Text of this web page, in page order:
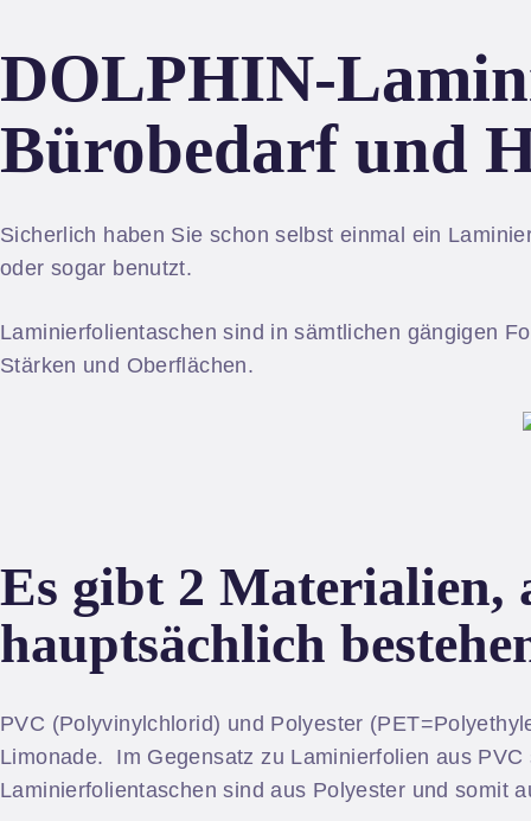
DOLPHIN-
Bürobedarf und
Sicherlich haben Sie schon selbst einmal ein
oder sogar benutzt.
Laminierfolientaschen sind in sämtlichen gängigen
Stärken und Oberflächen.
Es gibt 2 Materialien,
hauptsächlich
PVC (Polyvinylchlorid) und Polyester
Limonade. Im Gegensatz zu Laminierfolien aus
Laminierfolientaschen sind aus Polyester und somit